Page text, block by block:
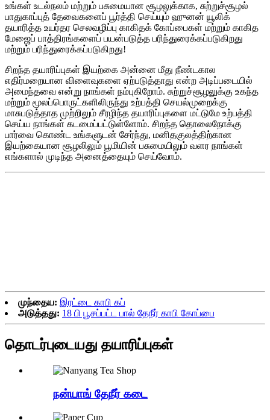
உங்கள் உடல்நலம் மற்றும் பசுமையான சூழலுக்காக, சுற்றுச்சூழல்
பாதுகாப்புத் தேவைகளைப் பூர்த்தி செய்யும் ஹுனன் யூலிக்
தயாரித்த உயர்தர செலவழிப்பு காகிதக் கோப்பைகள் மற்றும் காகித
மேஜைப் பாத்திரங்களைப் பயன்படுத்த பரிந்துரைக்கப்படுகிறது
மற்றும் பரிந்துரைக்கப்படுகிறது!
சிறந்த தயாரிப்புகள் இயற்கை அன்னை மீது நீண்டகால
எதிர்மறையான விளைவுகளை ஏற்படுத்தாது என்ற அடிப்படையில்
அமைந்தவை என்று நாங்கள் நம்புகிறோம். சுற்றுச்சூழலுக்கு உகந்த
மற்றும் மூலப்பொருட்களிலிருந்து உற்பத்தி செயல்முறைக்கு
மாசுபடுத்தாத முற்றிலும் சீரழிந்த தயாரிப்புகளை மட்டுமே உற்பத்தி
செய்ய நாங்கள் கடமைப்பட்டுள்ளோம். சிறந்த தொலைநோக்கு
பார்வை கொண்ட உங்களுடன் சேர்ந்து, மனிதகுலத்திற்கான
இயற்கையான சூழலிலும் பூமியின் பசுமையிலும் வளர நாங்கள்
எங்களால் முடிந்த அனைத்தையும் செய்வோம்.
முந்தைய: இரட்டை காபி கப்
அடுத்தது: 18 பி பூசப்பட்ட பால் தேநீர் காபி கோப்பை
தொடர்புடையது தயாரிப்புகள்
நன்யாங் தேநீர் கடை